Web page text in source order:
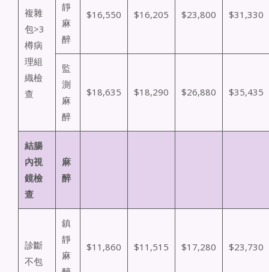
複雜
包>3
樽病
理組
織檢
查
靜
麻
醉
$16,550 $16,205 $23,800 $31,330
監
測
麻
醉
$18,635 $18,290 $26,880 $35,435
結腸
內視
鏡檢
查
麻
醉
診斷
不包
鎮
靜
麻
$11,860 $11,515 $17,280 $23,730